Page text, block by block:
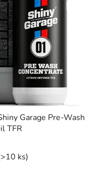
Garage Pre-Wash
TFR
ks)